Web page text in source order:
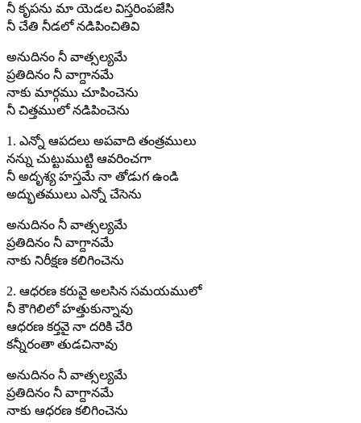
నీ కృపను మా యెడల విస్తరింపజేసి
నీ చేతి నీడలో నడిపించితివి
అనుదినం నీ వాత్సల్యమే
ప్రతిదినం నీ వాగ్దానమే
నాకు మార్గము చూపించెను
నీ చిత్తములో నడిపించెను
1. ఎన్నో ఆపదలు అపవాది తంత్రములు
నన్ను చుట్టుముట్టి ఆవరించగా
నీ అదృశ్య హస్తమే నా తోడుగ ఉండి
అద్భుతములు ఎన్నో చేసెను
అనుదినం నీ వాత్సల్యమే
ప్రతిదినం నీ వాగ్దానమే
నాకు నిరీక్షణ కలిగించెను
2. ఆధరణ కరువై అలసిన సమయములో
నీ కౌగిలిలో హత్తుకున్నావు
ఆధరణ కర్తవై నా దరికి చేరి
కన్నీరంతా తుడచినావు
అనుదినం నీ వాత్సల్యమే
ప్రతిదినం నీ వాగ్దానమే
నాకు ఆధరణ కలిగించెను